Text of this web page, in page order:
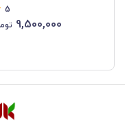
5
9,500,000